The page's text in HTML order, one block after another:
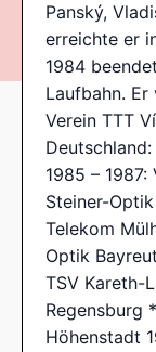
Panský,
erreichte er
1984
Laufbahn.
Verein TTT
1985 –
Steiner-
Telekom
Optik
TSV Kareth-
Regensburg
Höhenstadt